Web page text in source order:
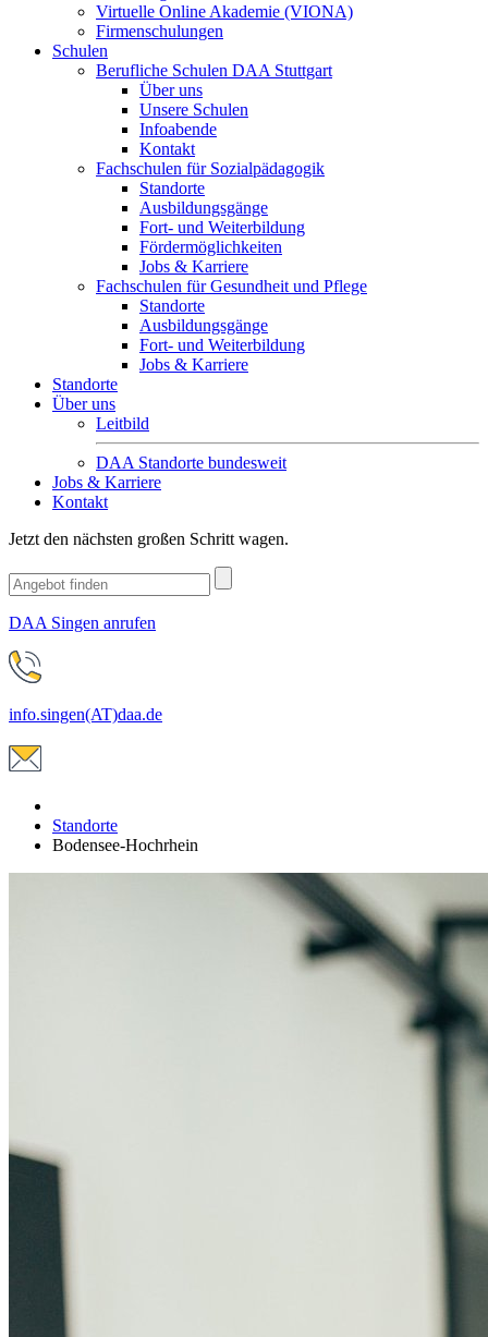
Virtuelle Online Akademie (VIONA)
Firmenschulungen
Schulen
Berufliche Schulen DAA Stuttgart
Über uns
Unsere Schulen
Infoabende
Kontakt
Fachschulen für Sozialpädagogik
Standorte
Ausbildungsgänge
Fort- und Weiterbildung
Fördermöglichkeiten
Jobs & Karriere
Fachschulen für Gesundheit und Pflege
Standorte
Ausbildungsgänge
Fort- und Weiterbildung
Jobs & Karriere
Standorte
Über uns
Leitbild
DAA Standorte bundesweit
Jobs & Karriere
Kontakt
Jetzt den nächsten großen Schritt wagen.
DAA Singen anrufen
info.singen(AT)daa.de
Standorte
Bodensee-Hochrhein